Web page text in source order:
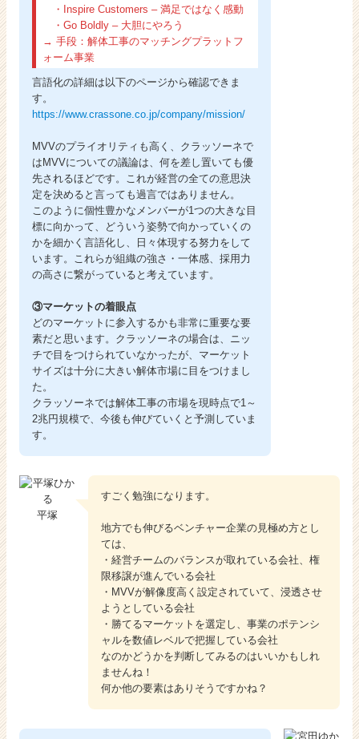
・Inspire Customers – 満足ではなく感動
・Go Boldly – 大胆にやろう
→ 手段：解体工事のマッチングプラットフ
ォーム事業
言語化の詳細は以下のページから確認できま
す。
https://www.crassone.co.jp/company/mission/
MVVのプライオリティも高く、クラッソーネで
はMVVについての議論は、何を差し置いても優
先されるほどです。これが経営の全ての意思決
定を決めると言っても過言ではありません。
このように個性豊かなメンバーが1つの大きな目
標に向かって、どういう姿勢で向かっていくの
かを細かく言語化し、日々体現する努力をして
います。これらが組織の強さ・一体感、採用力
の高さに繋がっていると考えています。
③マーケットの着眼点
どのマーケットに参入するかも非常に重要な要
素だと思います。クラッソーネの場合は、ニッ
チで目をつけられていなかったが、マーケット
サイズは十分に大きい解体市場に目をつけまし
た。
クラッソーネでは解体工事の市場を現時点で1～
2兆円規模で、今後も伸びていくと予測していま
す。
平塚
すごく勉強になります。
地方でも伸びるベンチャー企業の見極め方とし
ては、
・経営チームのバランスが取れている会社、権
限移譲が進んでいる会社
・MVVが解像度高く設定されていて、浸透させ
ようとしている会社
・勝てるマーケットを選定し、事業のポテンシ
ャルを数値レベルで把握している会社
なのかどうかを判断してみるのはいいかもしれ
ませんね！
何か他の要素はありそうですかね？